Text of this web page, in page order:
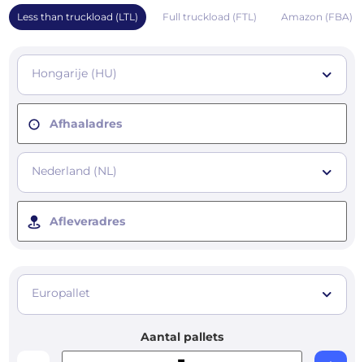
Less than truckload (LTL) Full truckload (FTL) Amazon (FBA)
Hongarije (HU)
Afhaaladres
Nederland (NL)
Afleveradres
Europallet
Aantal pallets